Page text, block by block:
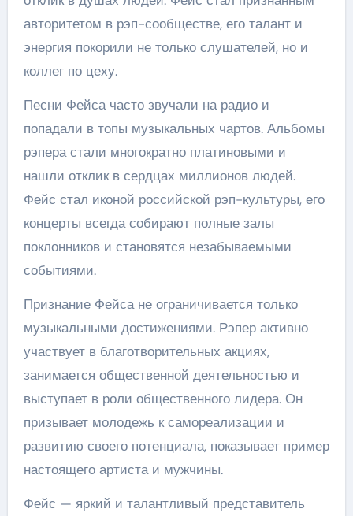
авторитетом в рэп-сообществе, его талант и
энергия покорили не только слушателей, но и
коллег по цеху.
Песни Фейса часто звучали на радио и
попадали в топы музыкальных чартов. Альбомы
рэпера стали многократно платиновыми и
нашли отклик в сердцах миллионов людей.
Фейс стал иконой российской рэп-культуры, его
концерты всегда собирают полные залы
поклонников и становятся незабываемыми
событиями.
Признание Фейса не ограничивается только
музыкальными достижениями. Рэпер активно
участвует в благотворительных акциях,
занимается общественной деятельностью и
выступает в роли общественного лидера. Он
призывает молодежь к самореализации и
развитию своего потенциала, показывает пример
настоящего артиста и мужчины.
Фейс — яркий и талантливый представитель